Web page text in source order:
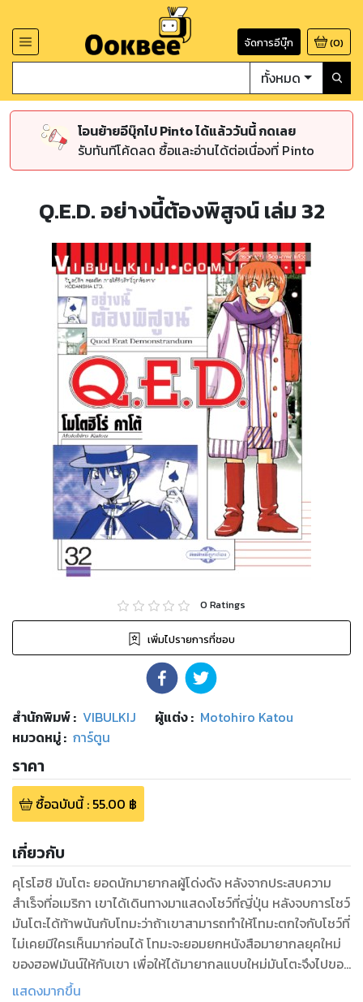
จัดการอีบุ๊ก (0)
ทั้งหมด
โอนย้ายอีบุ๊กไป Pinto ได้แล้ววันนี้ กดเลย
รับทันทีโค้ดลด ซื้อและอ่านได้ต่อเนื่องที่ Pinto
Q.E.D. อย่างนี้ต้องพิสูจน์ เล่ม 32
0 Ratings
เพิ่มไปรายการที่ชอบ
สำนักพิมพ์: VIBULKIJ ผู้แต่ง : Motohiro Katou
หมวดหมู่: การ์ตูน
ราคา
ซื้อฉบับนี้: 55.00 ฿
เกี่ยวกับ
คุโรโฮชิ มันโตะ ยอดนักมายากลผู้โด่งดัง หลังจากประสบความ
สำเร็จที่อเมริกา เขาได้เดินทางมาแสดงโชว์ที่ญี่ปุ่น หลังจบการโชว์
มันโตะได้ท้าพนันกับโทมะว่าถ้าเขาสามารถทำให้โทมะตกใจกับโชว์ที่
ไม่เคยมีใครเห็นมาก่อนได้ โทมะจะยอมยกหนังสือมายากลยุคใหม่
ของฮอฟมันน์ให้กับเขา เพื่อให้ได้มายากลแบบใหม่มันโตะจึงไปขอ
เคล็ดลับมายากลกับ คุบิคิริ ฟูจิโตะ ผู้จัดการร้านอุปกรณ์มายากล!!
แสดงมากขึ้น